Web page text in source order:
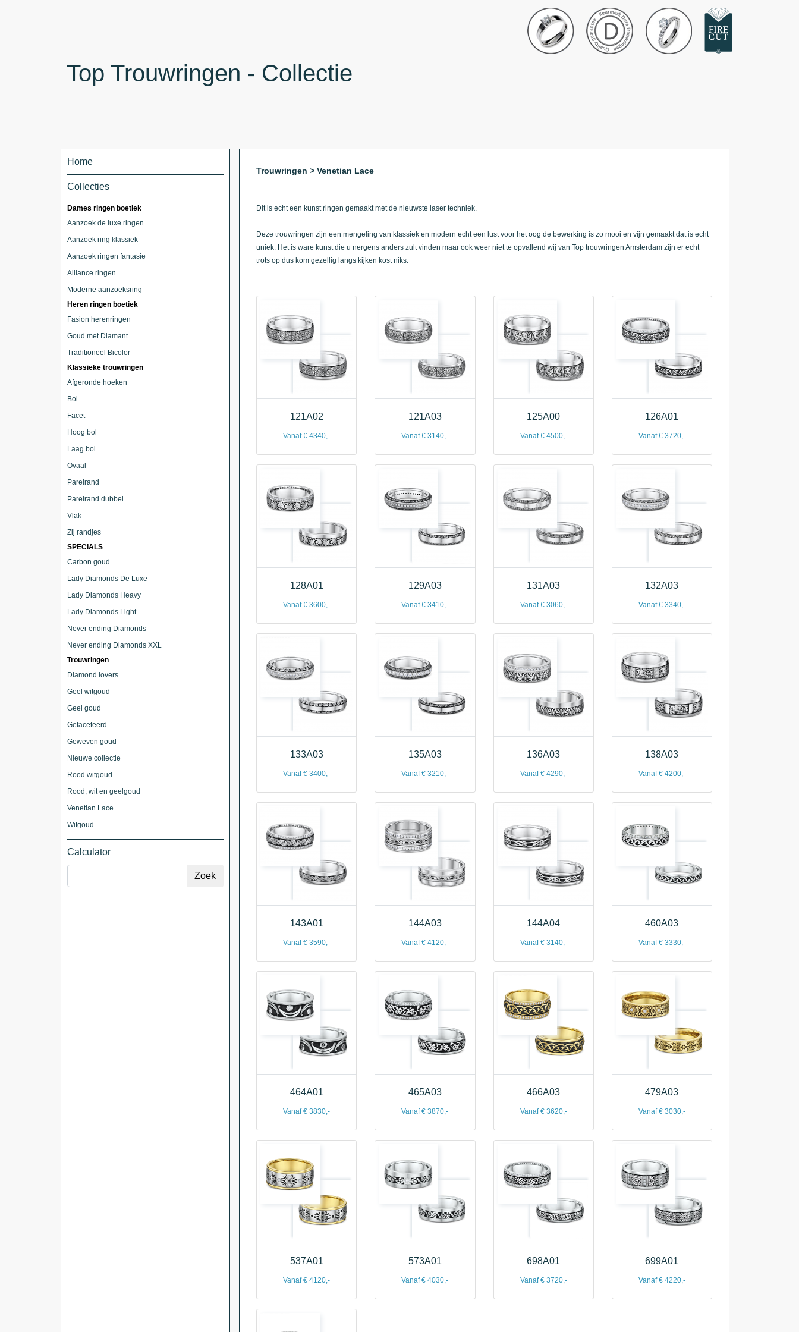
Top Trouwringen - Collectie
Trouwringen > Venetian Lace
Dit is echt een kunst ringen gemaakt met de nieuwste laser techniek.
Deze trouwringen zijn een mengeling van klassiek en modern echt een lust voor het oog de bewerking is zo mooi en vijn gemaakt dat is echt
uniek. Het is ware kunst die u nergens anders zult vinden maar ook weer niet te opvallend wij van Top trouwringen Amsterdam zijn er echt
trots op dus kom gezellig langs kijken kost niks.
121A02
Vanaf € 4340,-
121A03
Vanaf € 3140,-
125A00
Vanaf € 4500,-
126A01
Vanaf € 3720,-
128A01
Vanaf € 3600,-
129A03
Vanaf € 3410,-
131A03
Vanaf € 3060,-
132A03
Vanaf € 3340,-
133A03
Vanaf € 3400,-
135A03
Vanaf € 3210,-
136A03
Vanaf € 4290,-
138A03
Vanaf € 4200,-
143A01
Vanaf € 3590,-
144A03
Vanaf € 4120,-
144A04
Vanaf € 3140,-
460A03
Vanaf € 3330,-
464A01
Vanaf € 3830,-
465A03
Vanaf € 3870,-
466A03
Vanaf € 3620,-
479A03
Vanaf € 3030,-
537A01
Vanaf € 4120,-
573A01
Vanaf € 4030,-
698A01
Vanaf € 3720,-
699A01
Vanaf € 4220,-
Home
Collecties
Dames ringen boetiek
Aanzoek de luxe ringen
Aanzoek ring klassiek
Aanzoek ringen fantasie
Alliance ringen
Moderne aanzoeksring
Heren ringen boetiek
Fasion herenringen
Goud met Diamant
Traditioneel Bicolor
Klassieke trouwringen
Afgeronde hoeken
Bol
Facet
Hoog bol
Laag bol
Ovaal
Parelrand
Parelrand dubbel
Vlak
Zij randjes
SPECIALS
Carbon goud
Lady Diamonds De Luxe
Lady Diamonds Heavy
Lady Diamonds Light
Never ending Diamonds
Never ending Diamonds XXL
Trouwringen
Diamond lovers
Geel witgoud
Geel goud
Gefaceteerd
Geweven goud
Nieuwe collectie
Rood witgoud
Rood, wit en geelgoud
Venetian Lace
Witgoud
Calculator